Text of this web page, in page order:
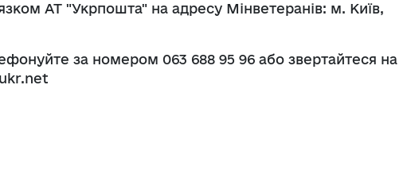
АТ "Укрпошта" на адресу Мінветеранів: м. Київ,
за номером 063 688 95 96 або звертайтеся на